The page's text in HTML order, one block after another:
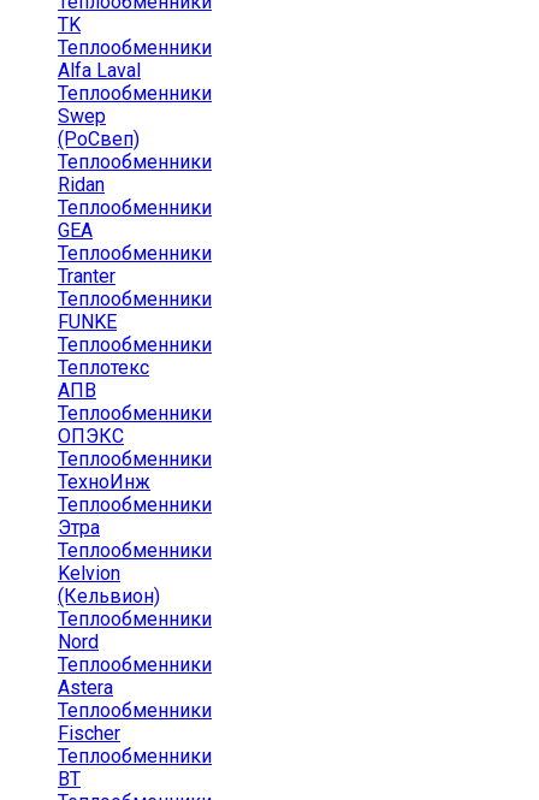
TK
Теплообменники
Alfa Laval
Теплообменники
Swep
(РоСвеп)
Теплообменники
Ridan
Теплообменники
GEA
Теплообменники
Tranter
Теплообменники
FUNKE
Теплообменники
Теплотекс
АПВ
Теплообменники
ОПЭКС
Теплообменники
ТехноИнж
Теплообменники
Этра
Теплообменники
Kelvion
(Кельвион)
Теплообменники
Nord
Теплообменники
Astera
Теплообменники
Fischer
Теплообменники
ВТ